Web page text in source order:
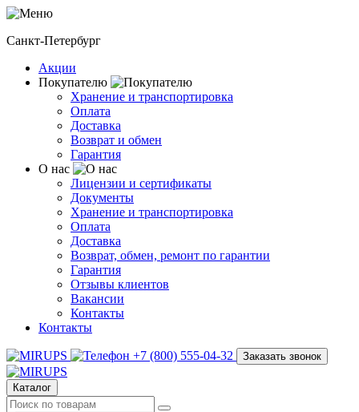
Санкт-Петербург
Акции
Покупателю
Хранение и транспортировка
Оплата
Доставка
Возврат и обмен
Гарантия
О нас
Лицензии и сертификаты
Документы
Хранение и транспортировка
Оплата
Доставка
Возврат, обмен, ремонт по гарантии
Гарантия
Отзывы клиентов
Вакансии
Контакты
Контакты
+7 (800) 555-04-32 Заказать звонок
Каталог